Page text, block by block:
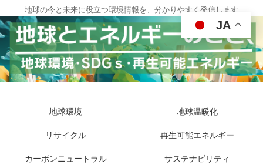
地球の今と未来に役立つ環境情報を、分かりやすく発信します
地球環境 地球温暖化
リサイクル 再生可能エネルギー
カーボンニュートラル サステナビリティ
JA